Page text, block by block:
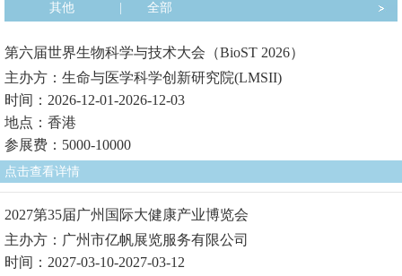
其他
全部
第六届世界生物科学与技术大会（BioST 2026）
主办方：生命与医学科学创新研究院(LMSII)
时间：2026-12-01-2026-12-03
地点：香港
参展费：5000-10000
点击查看详情
2027第35届广州国际大健康产业博览会
主办方：广州市亿帆展览服务有限公司
时间：2027-03-10-2027-03-12